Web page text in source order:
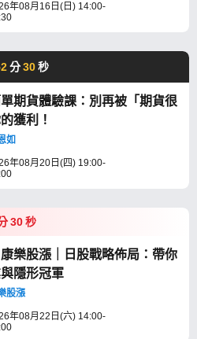
年08月16日(日) 14:00-
分29秒
期貨體驗課：別再被「期貨很
獲利！
如
年08月20日(四) 19:00-
29秒
樂股漲｜日股戰略佈局：帶你
隱形冠軍
股漲
年08月22日(六) 14:00-